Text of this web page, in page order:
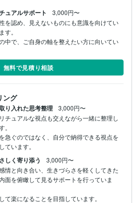
ュアルサポート
3,000円〜
を認め、見えないものにも意識を向けてい
す。
中で、ご自身の軸を整えたい方に向いてい
無料で見積り相談
ング
り入れた思考整理
3,000円〜
チュアルな視点も交えながら一緒に整理し
急ぐのではなく、自分で納得できる視点を
ています。
しく寄り添う
3,000円〜
情と向き合い、生きづらさを軽くしてきた
面を俯瞰して見るサポートを行っていま
て楽になることを目指しています。